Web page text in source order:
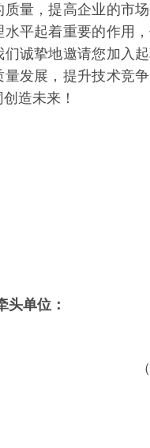
量，提高企业的市
水平起着重要的作用
们诚挚地邀请您加入
量发展，提升技术竞
造未来！
位：